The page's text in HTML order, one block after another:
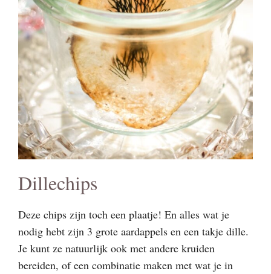
Dillechips
Deze chips zijn toch een plaatje! En alles wat je
nodig hebt zijn 3 grote aardappels en een takje dille.
Je kunt ze natuurlijk ook met andere kruiden
bereiden, of een combinatie maken met wat je in